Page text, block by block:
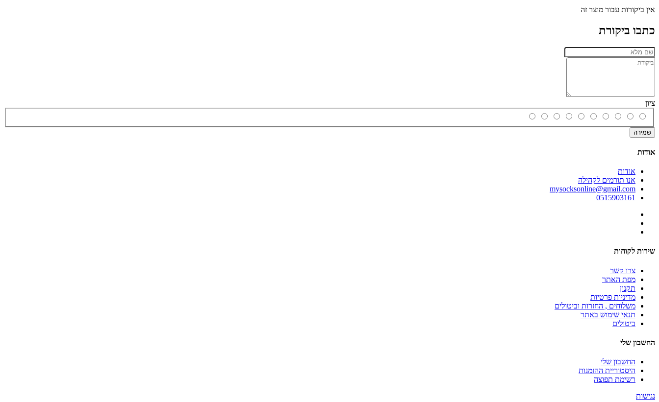
אין ביקורות עבור מוצר זה
כתבו ביקורת
ציון
שמירה
אודות
אודות
אנו תורמים לקהילה
mysocksonline@gmail.com
0515903161
שירות לקוחות
צרו קשר
מפת האתר
תקנון
מדיניות פרטיות
משלוחים , החזרות וביטולים
תנאי שימוש באתר
ביטולים
החשבון שלי
החשבון שלי
היסטוריית ההזמנות
רשימת תפוצה
נגישות